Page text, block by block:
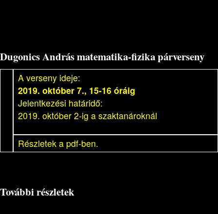
Dugonics András matematika-fizika párverseny
A verseny ideje:
2019. október 7., 15-16 óráig
Jelentkezési határidő:
2019. október 2-ig a szaktanároknál
Részletek a pdf-ben.
További részletek